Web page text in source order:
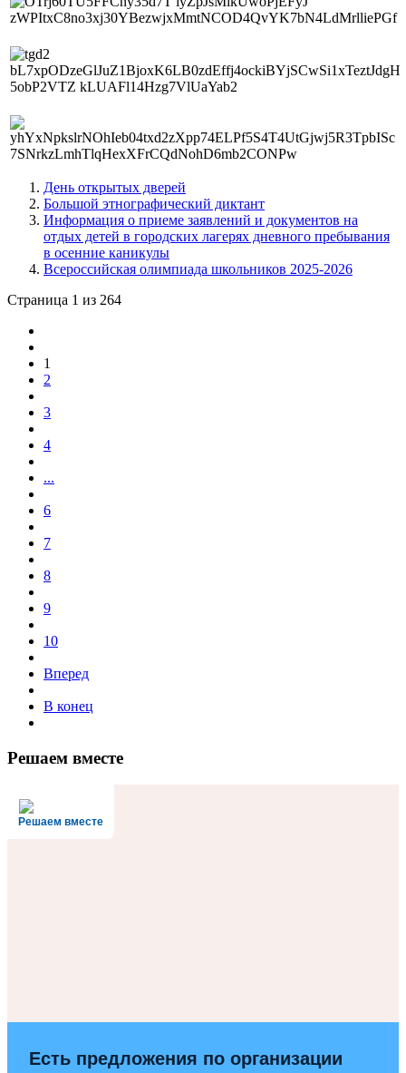
День открытых дверей
Большой этнографический диктант
Информация о приеме заявлений и документов на
отдых детей в городских лагерях дневного пребывания
в осенние каникулы
Всероссийская олимпиада школьников 2025-2026
Страница 1 из 264
1
2
3
4
...
6
7
8
9
10
Вперед
В конец
Решаем вместе
Решаем вместе
Есть предложения по организации